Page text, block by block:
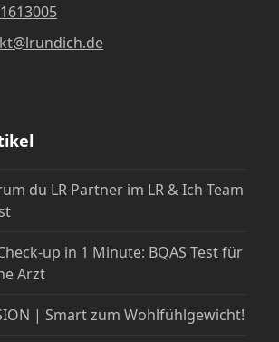
du LR Partner im LR & Ich Team
up in 1 Minute: BQAS Test für
Arzt
| Smart zum Wohlfühlgewicht!